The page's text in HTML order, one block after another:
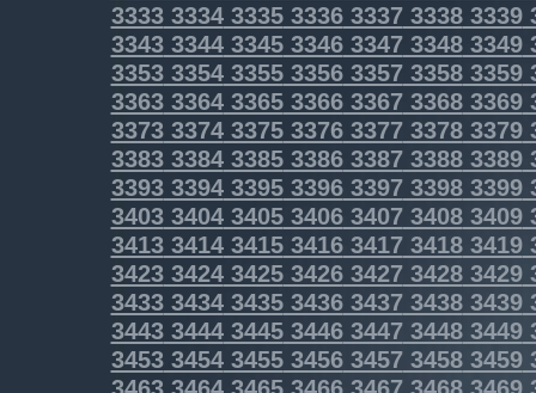
3333333433353336333733383339
3343334433453346334733483349
3353335433553356335733583359
3363336433653366336733683369
3373337433753376337733783379
3383338433853386338733883389
3393339433953396339733983399
3403340434053406340734083409
3413341434153416341734183419
3423342434253426342734283429
3433343434353436343734383439
34433444344534463447 34483449
34533454345534563457 34583459